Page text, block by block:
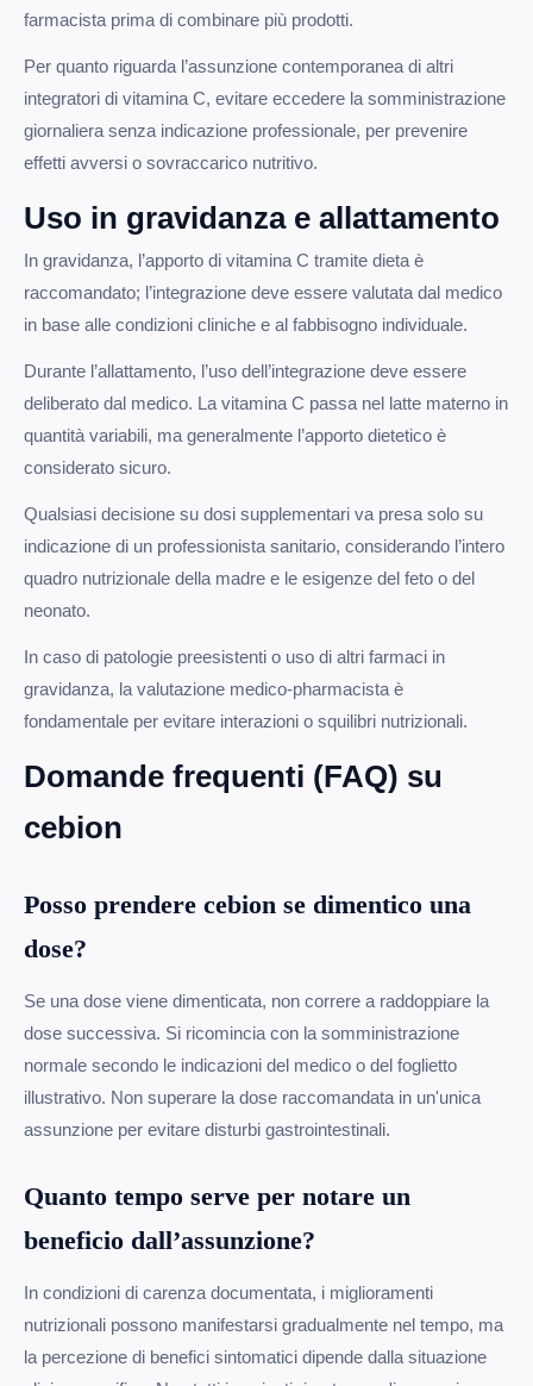
farmacista prima di combinare più prodotti.
Per quanto riguarda l’assunzione contemporanea di altri
integratori di vitamina C, evitare eccedere la somministrazione
giornaliera senza indicazione professionale, per prevenire
effetti avversi o sovraccarico nutritivo.
Uso in gravidanza e allattamento
In gravidanza, l’apporto di vitamina C tramite dieta è
raccomandato; l’integrazione deve essere valutata dal medico
in base alle condizioni cliniche e al fabbisogno individuale.
Durante l’allattamento, l’uso dell’integrazione deve essere
deliberato dal medico. La vitamina C passa nel latte materno in
quantità variabili, ma generalmente l’apporto dietetico è
considerato sicuro.
Qualsiasi decisione su dosi supplementari va presa solo su
indicazione di un professionista sanitario, considerando l’intero
quadro nutrizionale della madre e le esigenze del feto o del
neonato.
In caso di patologie preesistenti o uso di altri farmaci in
gravidanza, la valutazione medico-pharmacista è
fondamentale per evitare interazioni o squilibri nutrizionali.
Domande frequenti (FAQ) su
cebion
Posso prendere cebion se dimentico una
dose?
Se una dose viene dimenticata, non correre a raddoppiare la
dose successiva. Si ricomincia con la somministrazione
normale secondo le indicazioni del medico o del foglietto
illustrativo. Non superare la dose raccomandata in un'unica
assunzione per evitare disturbi gastrointestinali.
Quanto tempo serve per notare un
beneficio dall’assunzione?
In condizioni di carenza documentata, i miglioramenti
nutrizionali possono manifestarsi gradualmente nel tempo, ma
la percezione di benefici sintomatici dipende dalla situazione